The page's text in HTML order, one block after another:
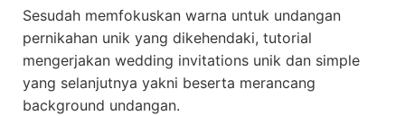
Sesudah memfokuskan warna untuk undangan
pernikahan unik yang dikehendaki, tutorial
mengerjakan wedding invitations unik dan simple
yang selanjutnya yakni beserta merancang
background undangan.